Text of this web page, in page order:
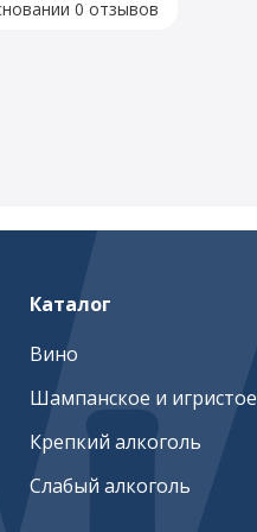
0 отзывов
Каталог
Вино
Шампанское и игристое
Крепкий алкоголь
Слабый алкоголь